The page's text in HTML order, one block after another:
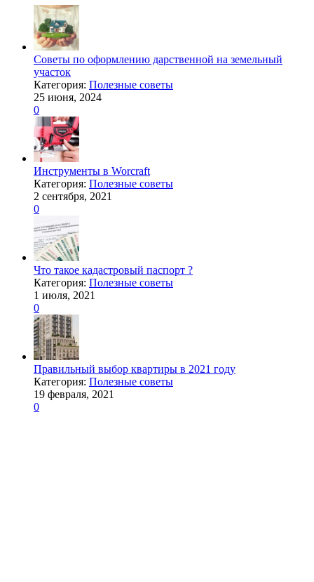
Советы по оформлению дарственной на земельный
участок
Категория: Полезные советы
25 июня, 2024
0
Инструменты в Worcraft
Категория: Полезные советы
2 сентября, 2021
0
Что такое кадастровый паспорт ?
Категория: Полезные советы
1 июля, 2021
0
Правильный выбор квартиры в 2021 году
Категория: Полезные советы
19 февраля, 2021
0